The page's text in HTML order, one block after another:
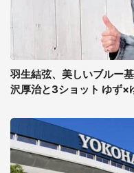
羽生結弦、美しいブルー
沢厚治と3ショット ゆず×